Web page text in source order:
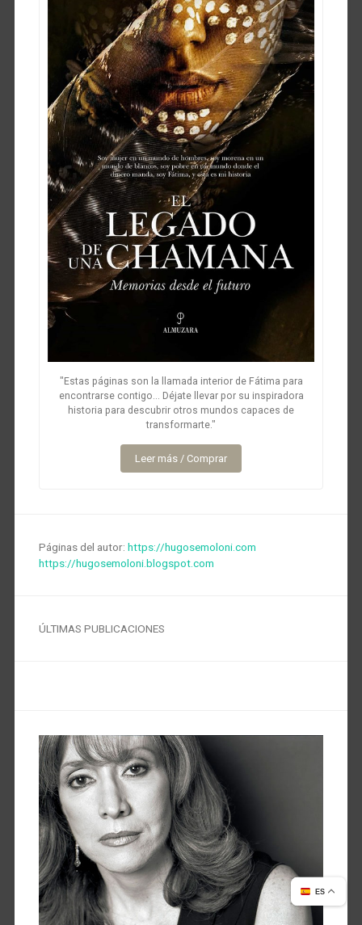
"Estas páginas son la llamada interior de Fátima para
encontrarse contigo... Déjate llevar por su inspiradora
historia para descubrir otros mundos capaces de
transformarte."
Leer más / Comprar
Páginas del autor: https://hugosemoloni.com
https://hugosemoloni.blogspot.com
ÚLTIMAS PUBLICACIONES
ES